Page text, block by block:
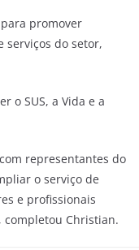
promover
serviços do setor,
o SUS, a Vida e a
representantes do
o serviço de
e profissionais
completou Christian.